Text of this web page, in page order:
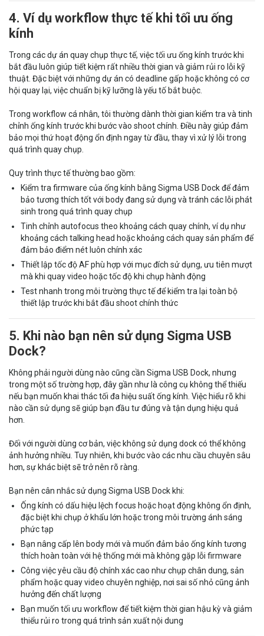
4. Ví dụ workflow thực tế khi tối ưu ống
kính
Trong các dự án quay chụp thực tế, việc tối ưu ống kính trước khi
bắt đầu luôn giúp tiết kiệm rất nhiều thời gian và giảm rủi ro lỗi kỹ
thuật. Đặc biệt với những dự án có deadline gấp hoặc không có cơ
hội quay lại, việc chuẩn bị kỹ lưỡng là yếu tố bắt buộc.
Trong workflow cá nhân, tôi thường dành thời gian kiểm tra và tinh
chỉnh ống kính trước khi bước vào shoot chính. Điều này giúp đảm
bảo mọi thứ hoạt động ổn định ngay từ đầu, thay vì xử lý lỗi trong
quá trình quay chụp.
Quy trình thực tế thường bao gồm:
Kiểm tra firmware của ống kính bằng Sigma USB Dock để đảm
bảo tương thích tốt với body đang sử dụng và tránh các lỗi phát
sinh trong quá trình quay chụp
Tinh chỉnh autofocus theo khoảng cách quay chính, ví dụ như
khoảng cách talking head hoặc khoảng cách quay sản phẩm để
đảm bảo điểm nét luôn chính xác
Thiết lập tốc độ AF phù hợp với mục đích sử dụng, ưu tiên mượt
mà khi quay video hoặc tốc độ khi chụp hành động
Test nhanh trong môi trường thực tế để kiểm tra lại toàn bộ
thiết lập trước khi bắt đầu shoot chính thức
5. Khi nào bạn nên sử dụng Sigma USB
Dock?
Không phải người dùng nào cũng cần Sigma USB Dock, nhưng
trong một số trường hợp, đây gần như là công cụ không thể thiếu
nếu bạn muốn khai thác tối đa hiệu suất ống kính. Việc hiểu rõ khi
nào cần sử dụng sẽ giúp bạn đầu tư đúng và tận dụng hiệu quả
hơn.
Đối với người dùng cơ bản, việc không sử dụng dock có thể không
ảnh hưởng nhiều. Tuy nhiên, khi bước vào các nhu cầu chuyên sâu
hơn, sự khác biệt sẽ trở nên rõ ràng.
Bạn nên cân nhắc sử dụng Sigma USB Dock khi:
Ống kính có dấu hiệu lệch focus hoặc hoạt động không ổn định,
đặc biệt khi chụp ở khẩu lớn hoặc trong môi trường ánh sáng
phức tạp
Bạn nâng cấp lên body mới và muốn đảm bảo ống kính tương
thích hoàn toàn với hệ thống mới mà không gặp lỗi firmware
Công việc yêu cầu độ chính xác cao như chụp chân dung, sản
phẩm hoặc quay video chuyên nghiệp, nơi sai số nhỏ cũng ảnh
hưởng đến chất lượng
Bạn muốn tối ưu workflow để tiết kiệm thời gian hậu kỳ và giảm
thiểu rủi ro trong quá trình sản xuất nội dung